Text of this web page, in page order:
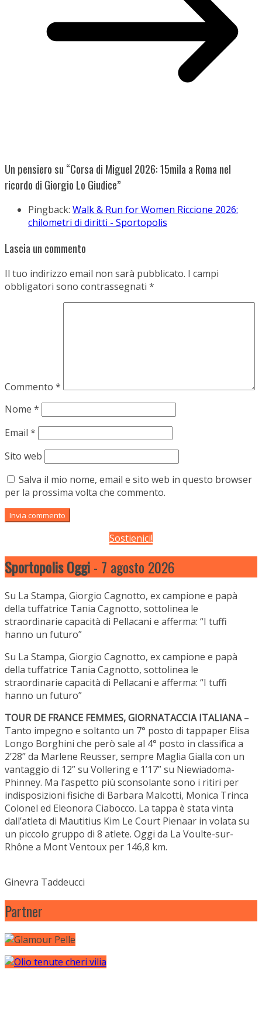
Un pensiero su “Corsa di Miguel 2026: 15mila a Roma nel
ricordo di Giorgio Lo Giudice”
Pingback: Walk & Run for Women Riccione 2026:
chilometri di diritti - Sportopolis
Lascia un commento
Il tuo indirizzo email non sarà pubblicato. I campi
obbligatori sono contrassegnati *
Commento *
Nome *
Email *
Sito web
Salva il mio nome, email e sito web in questo browser
per la prossima volta che commento.
Sostienici!
Sportopolis Oggi- 7 agosto 2026
Su La Stampa, Giorgio Cagnotto, ex campione e papà
della tuffatrice Tania Cagnotto, sottolinea le
straordinarie capacità di Pellacani e afferma: “I tuffi
hanno un futuro”
Su La Stampa, Giorgio Cagnotto, ex campione e papà
della tuffatrice Tania Cagnotto, sottolinea le
straordinarie capacità di Pellacani e afferma: “I tuffi
hanno un futuro”
TOUR DE FRANCE FEMMES, GIORNATACCIA ITALIANA–
Tanto impegno e soltanto un 7° posto di tappaper Elisa
Longo Borghini che però sale al 4° posto in classifica a
2’28” da Marlene Reusser, sempre Maglia Gialla con un
vantaggio di 12” su Vollering e 1’17” su Niewiadoma-
Phinney. Ma l’aspetto più sconsolante sono i ritiri per
indisposizioni fisiche di Barbara Malcotti, Monica Trinca
Colonel ed Eleonora Ciabocco. La tappa è stata vinta
dall’atleta di Mautitius Kim Le Court Pienaar in volata su
un piccolo gruppo di 8 atlete. Oggi da La Voulte-sur-
Rhône a Mont Ventoux per 146,8 km.
Ginevra Taddeucci
Partner